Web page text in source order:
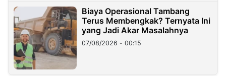
Biaya Operasional Tambang
Terus Membengkak? Ternyata Ini
yang Jadi Akar Masalahnya
07/08/2026 - 00:15